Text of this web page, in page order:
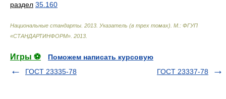
раздел 35.160
Национальные стандарты. 2013. Указатель (в трех томах). М.: ФГУП
«СТАНДАРТИНФОРМ» 2013
Игры ⚽
Поможем написать курсовую
ГОСТ 23335-78
ГОСТ 23337-78